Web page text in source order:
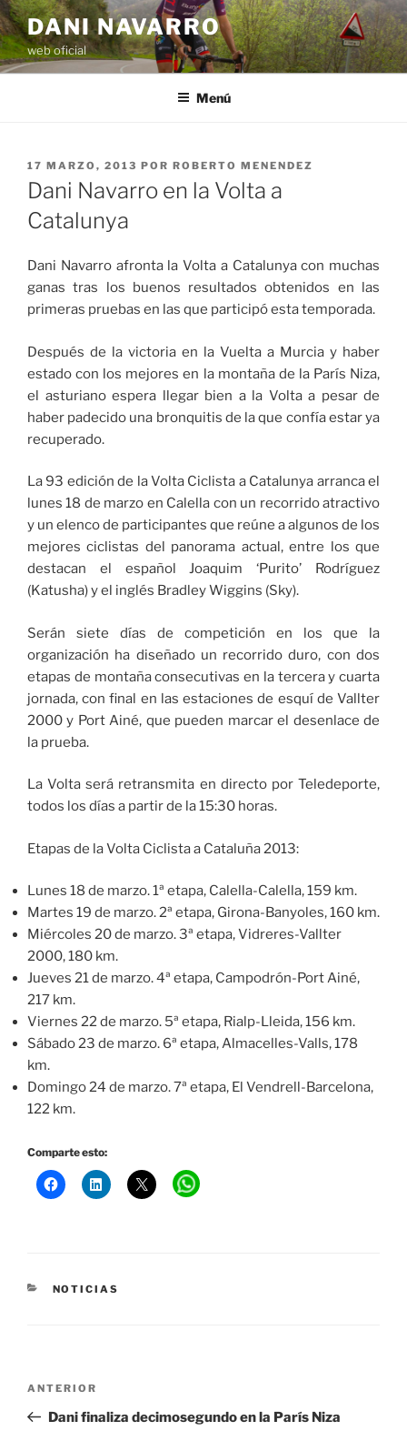
Saltar
al
contenido
DANI NAVARRO
web oficial
Menú
PUBLICADO
EL
17 MARZO, 2013 POR ROBERTO MENENDEZ
Dani Navarro en la Volta a
Catalunya
Dani Navarro afronta la Volta a Catalunya con muchas
ganas tras los buenos resultados obtenidos en las
primeras pruebas en las que participó esta temporada.
Después de la victoria en la Vuelta a Murcia y haber
estado con los mejores en la montaña de la París Niza,
el asturiano espera llegar bien a la Volta a pesar de
haber padecido una bronquitis de la que confía estar ya
recuperado.
La 93 edición de la Volta Ciclista a Catalunya arranca el
lunes 18 de marzo en Calella con un recorrido atractivo
y un elenco de participantes que reúne a algunos de los
mejores ciclistas del panorama actual, entre los que
destacan el español Joaquim ‘Purito’ Rodríguez
(Katusha) y el inglés Bradley Wiggins (Sky).
Serán siete días de competición en los que la
organización ha diseñado un recorrido duro, con dos
etapas de montaña consecutivas en la tercera y cuarta
jornada, con final en las estaciones de esquí de Vallter
2000 y Port Ainé, que pueden marcar el desenlace de
la prueba.
La Volta será retransmita en directo por Teledeporte,
todos los días a partir de la 15:30 horas.
Etapas de la Volta Ciclista a Cataluña 2013:
Lunes 18 de marzo. 1ª etapa, Calella-Calella, 159 km.
Martes 19 de marzo. 2ª etapa, Girona-Banyoles, 160 km.
Miércoles 20 de marzo. 3ª etapa, Vidreres-Vallter
2000, 180 km.
Jueves 21 de marzo. 4ª etapa, Campodrón-Port Ainé,
217 km.
Viernes 22 de marzo. 5ª etapa, Rialp-Lleida, 156 km.
Sábado 23 de marzo. 6ª etapa, Almacelles-Valls, 178
km.
Domingo 24 de marzo. 7ª etapa, El Vendrell-Barcelona,
122 km.
Comparte esto:
CATEGORÍAS
NOTICIAS
Entrada
anterior:
ANTERIOR
Dani finaliza decimosegundo en la París Niza